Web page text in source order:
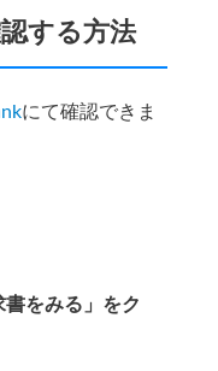
する方法
にて確認できま
をみる」をク